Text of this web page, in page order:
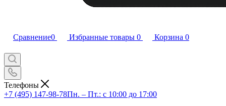
Сравнение0 Избранные товары 0 Корзина 0
Телефоны
+7 (495) 147-98-78Пн. – Пт.: с 10:00 до 17:00